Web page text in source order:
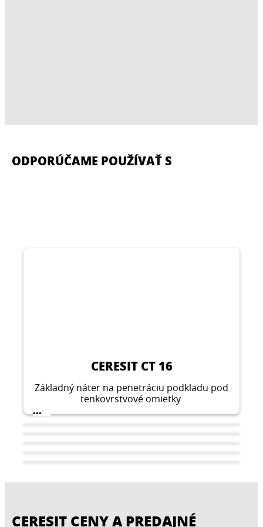
ODPORÚČAME POUŽÍVAŤ S
CERESIT CT 16
Základný náter na penetráciu podkladu pod
tenkovrstvové omietky
...
CERESIT CENY A PREDAJNÉ